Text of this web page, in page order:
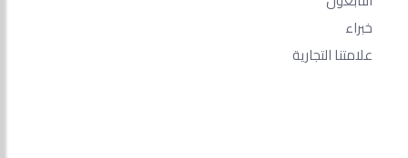
خبراء
علامتنا التجارية